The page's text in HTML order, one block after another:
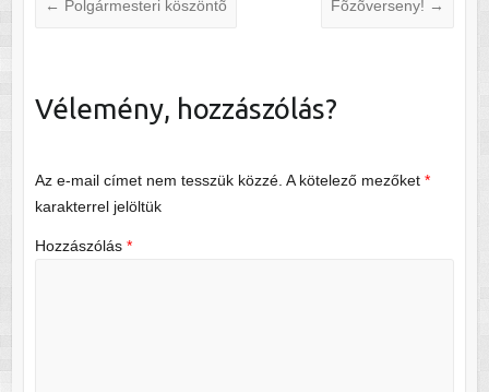
← Polgármesteri köszöntõ Fõzõverseny! →
Vélemény, hozzászólás?
Az e-mail címet nem tesszük közzé. A kötelező mezőket *
karakterrel jelöltük
Hozzászólás *